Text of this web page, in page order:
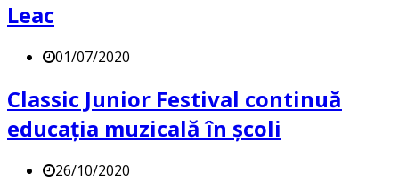
Leac
01/07/2020
Classic Junior Festival continuă
educația muzicală în școli
26/10/2020